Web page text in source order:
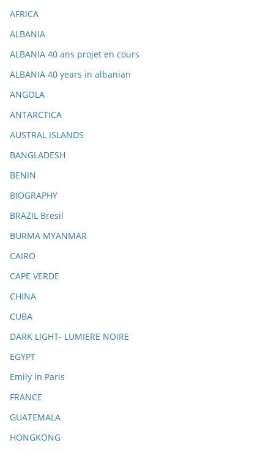
AFRICA
ALBANIA
ALBANIA 40 ans projet en cours
ALBANIA 40 years in albanian
ANGOLA
ANTARCTICA
AUSTRAL ISLANDS
BANGLADESH
BENIN
BIOGRAPHY
BRAZIL Bresil
BURMA MYANMAR
CAIRO
CAPE VERDE
CHINA
CUBA
DARK LIGHT- LUMIERE NOIRE
EGYPT
Emily in Paris
FRANCE
GUATEMALA
HONGKONG